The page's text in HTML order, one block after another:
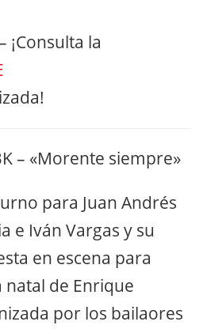
¡Consulta la
– «Morente siempre»
para Juan Andrés
e Iván Vargas y su
en escena para
natal de Enrique
por los bailaores